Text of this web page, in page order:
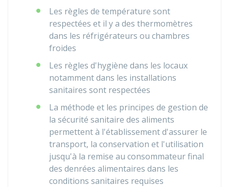
Les règles de température sont
respectées et il y a des thermomètres
dans les réfrigérateurs ou chambres
froides
Les règles d'hygiène dans les locaux
notamment dans les installations
sanitaires sont respectées
La méthode et les principes de gestion de
la sécurité sanitaire des aliments
permettent à l'établissement d'assurer le
transport, la conservation et l'utilisation
jusqu'à la remise au consommateur final
des denrées alimentaires dans les
conditions sanitaires requises